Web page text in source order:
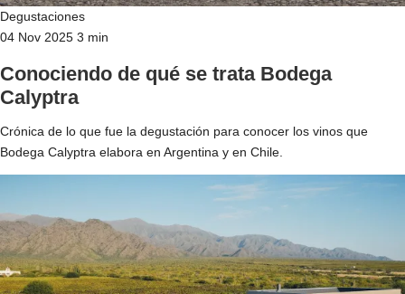
Degustaciones
04 Nov 2025 3 min
Conociendo de qué se trata Bodega
Calyptra
Crónica de lo que fue la degustación para conocer los vinos que
Bodega Calyptra elabora en Argentina y en Chile.